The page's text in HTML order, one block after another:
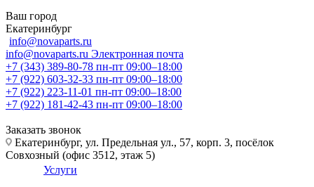
Ваш город
Екатеринбург
info@novaparts.ru
info@novaparts.ru Электронная почта
+7 (343) 389-80-78 пн-пт 09:00–18:00
+7 (922) 603-32-33 пн-пт 09:00–18:00
+7 (922) 223-11-01 пн-пт 09:00–18:00
+7 (922) 181-42-43 пн-пт 09:00–18:00
Заказать звонок
Екатеринбург, ул. Предельная ул., 57, корп. 3, посёлок
Совхозный (офис 3512, этаж 5)
Услуги